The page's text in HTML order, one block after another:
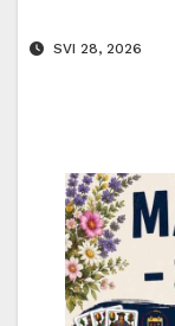
SVI 28, 2026